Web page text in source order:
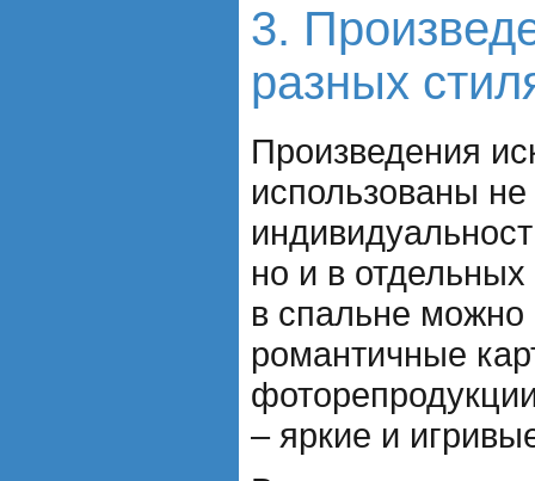
3.
разных
Произведения
использованы
но и в
в спальне можно
романтичные
– яркие и